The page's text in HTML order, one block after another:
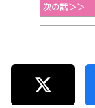
次の話＞＞